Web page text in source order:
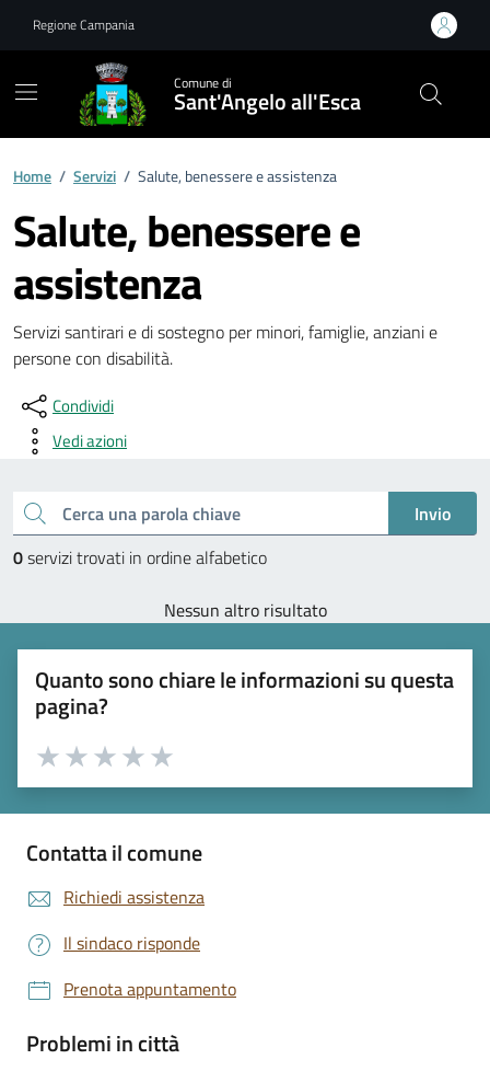
Regione Campania
Comune di
Sant'Angelo all'Esca
Home / Servizi / Salute, benessere e assistenza
Salute, benessere e
assistenza
Servizi santirari e di sostegno per minori, famiglie, anziani e
persone con disabilità.
Condividi
Vedi azioni
Cerca una parola chiave
Invio
0servizi trovati in ordine alfabetico
Nessun altro risultato
Quanto sono chiare le informazioni su questa
pagina?
Valuta 5 stelle su 5
Valuta 4 stelle su 5
Valuta 3 stelle su 5
Valuta 2 stelle su 5
Valuta 1 stelle su 5
Contatta il comune
Richiedi assistenza
Il sindaco risponde
Prenota appuntamento
Problemi in città